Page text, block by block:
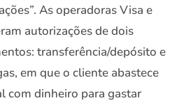
As operadoras Visa e
autorizações de dois
transferência/depósito e
em que o cliente abastece
com dinheiro para gastar